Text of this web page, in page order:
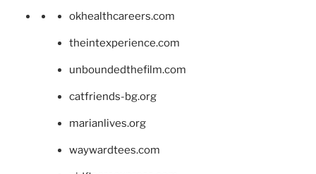
okhealthcareers.com
theintexperience.com
unboundedthefilm.com
catfriends-bg.org
marianlives.org
waywardtees.com